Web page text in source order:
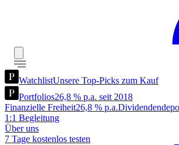
WatchlistUnsere Top-Picks zum Kauf
Portfolios26,8 % p.a. seit 2018
Finanzielle Freiheit26,8 % p.a.
1:1 Begleitung
Über uns
7 Tage kostenlos testen